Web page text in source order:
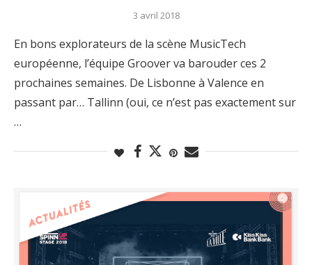
3 avril 2018
En bons explorateurs de la scène MusicTech
européenne, l’équipe Groover va barouder ces 2
prochaines semaines. De Lisbonne à Valence en
passant par… Tallinn (oui, ce n’est pas exactement sur
…